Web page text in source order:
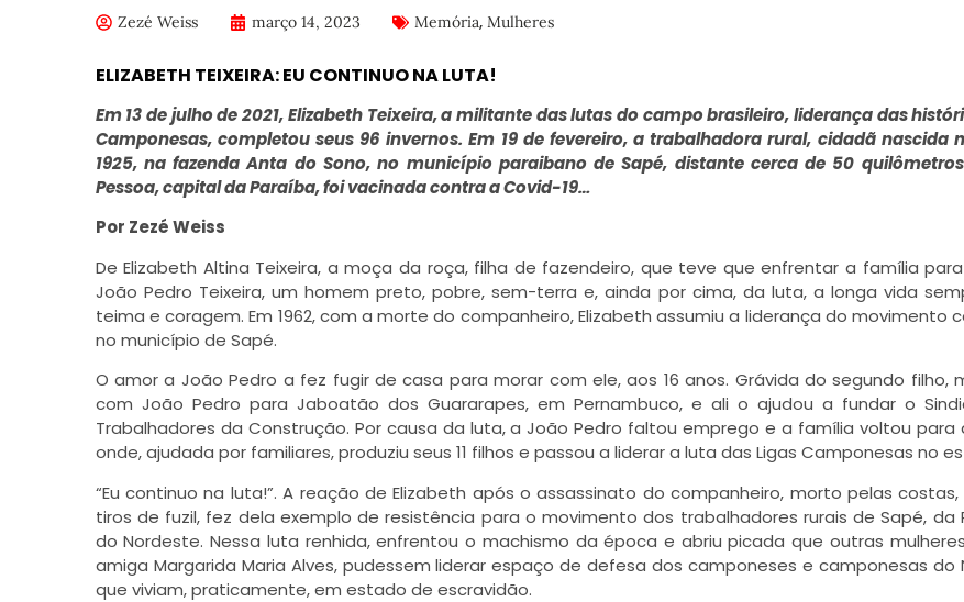
Zezé Weiss março 14, 2023 Memória, Mulheres
ELIZABETH TEIXEIRA: EU CONTINUO NA LUTA!
Em 13 de julho de 2021, Elizabeth Teixeira, a militante das lutas do campo brasileiro, liderança das
Camponesas, completou seus 96 invernos. Em 19 de fevereiro, a trabalhadora rural, cidadã nascida
1925, na fazenda Anta do Sono, no município paraibano de Sapé, distante cerca de 50
Pessoa, capital da Paraíba, foi vacinada contra a Covid-19…
Por Zezé Weiss
De Elizabeth Altina Teixeira, a moça da roça, filha de fazendeiro, que teve que enfrentar a família
João Pedro Teixeira, um homem preto, pobre, sem-terra e, ainda por cima, da luta, a longa vida
teima e coragem. Em 1962, com a morte do companheiro, Elizabeth assumiu a liderança do movimento
no município de Sapé.
O amor a João Pedro a fez fugir de casa para morar com ele, aos 16 anos. Grávida do segundo filho,
com João Pedro para Jaboatão dos Guararapes, em Pernambuco, e ali o ajudou a fundar o
Trabalhadores da Construção. Por causa da luta, a João Pedro faltou emprego e a família voltou para
onde, ajudada por familiares, produziu seus 11 filhos e passou a liderar a luta das Ligas Camponesas no
“Eu continuo na luta!”. A reação de Elizabeth após o assassinato do companheiro, morto pelas
tiros de fuzil, fez dela exemplo de resistência para o movimento dos trabalhadores rurais de Sapé, da
do Nordeste. Nessa luta renhida, enfrentou o machismo da época e abriu picada que outras
amiga Margarida Maria Alves, pudessem liderar espaço de defesa dos camponeses e camponesas do
que viviam, praticamente, em estado de escravidão.